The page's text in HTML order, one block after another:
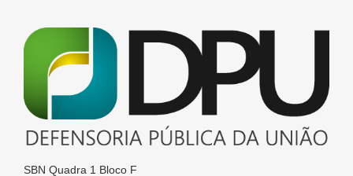
SBN Quadra 1 Bloco F